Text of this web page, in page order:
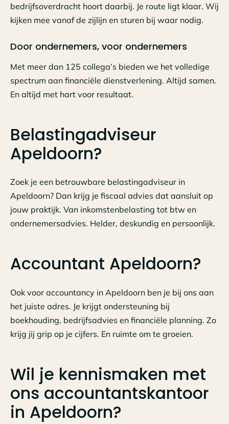
bedrijfsoverdracht hoort daarbij. Je route ligt klaar. Wij
kijken mee vanaf de zijlijn en sturen bij waar nodig.
Door ondernemers, voor ondernemers
Met meer dan 125 collega’s bieden we het volledige
spectrum aan financiële dienstverlening. Altijd samen.
En altijd met hart voor resultaat.
Belastingadviseur
Apeldoorn?
Zoek je een betrouwbare belastingadviseur in
Apeldoorn? Dan krijg je fiscaal advies dat aansluit op
jouw praktijk. Van inkomstenbelasting tot btw en
ondernemersadvies. Helder, deskundig en persoonlijk.
Accountant Apeldoorn?
Ook voor accountancy in Apeldoorn ben je bij ons aan
het juiste adres. Je krijgt ondersteuning bij
boekhouding, bedrijfsadvies en financiële planning. Zo
krijg jij grip op je cijfers. En ruimte om te groeien.
Wil je kennismaken met
ons accountantskantoor
in Apeldoorn?